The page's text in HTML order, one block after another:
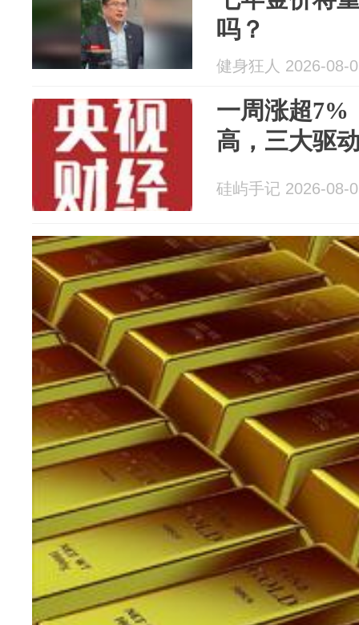
吗？
健身狂人 2026-08-
一周涨超7%
高，三大驱
硅屿手记 2026-08-